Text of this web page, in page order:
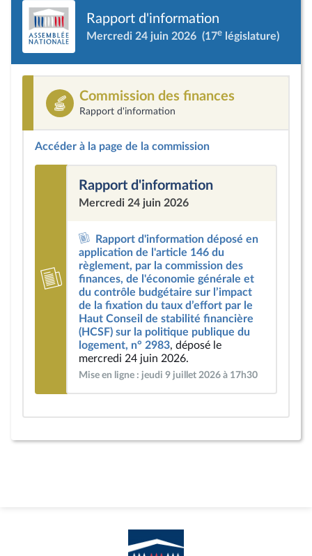
Rapport d'information
Mercredi 24 juin 2026 (17e législature)
Commission des finances
Rapport d'information
Accéder à la page de la commission
Rapport d'information
Mercredi 24 juin 2026
Rapport d'information déposé en
application de l'article 146 du
règlement, par la commission des
finances, de l'économie générale et
du contrôle budgétaire sur l’impact
de la fixation du taux d’effort par le
Haut Conseil de stabilité financière
(HCSF) sur la politique publique du
logement, n° 2983, déposé le
mercredi 24 juin 2026.
Mise en ligne : jeudi 9 juillet 2026 à 17h30